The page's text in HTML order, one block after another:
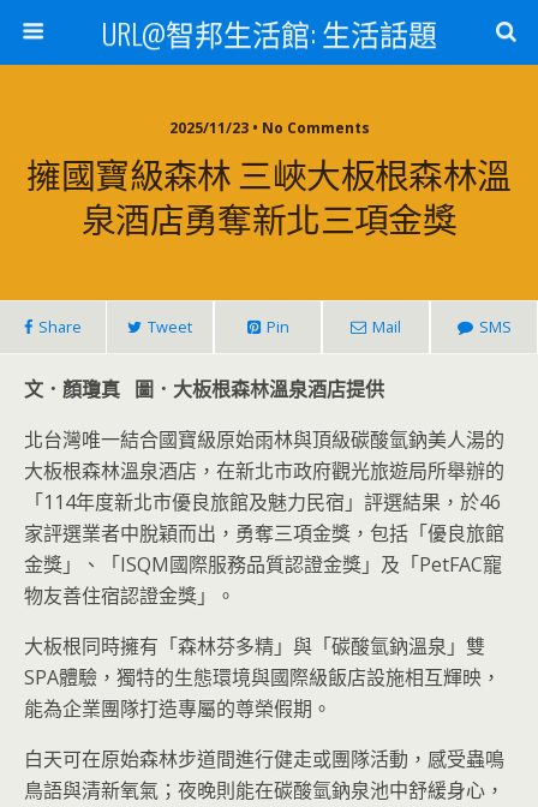
URL@智邦生活館: 生活話題
2025/11/23 • No Comments
擁國寶級森林 三峽大板根森林溫
泉酒店勇奪新北三項金獎
Share Tweet Pin Mail SMS
文．顏瓊真 圖．大板根森林溫泉酒店提供
北台灣唯一結合國寶級原始雨林與頂級碳酸氫鈉美人湯的
大板根森林溫泉酒店，在新北市政府觀光旅遊局所舉辦的
「114年度新北市優良旅館及魅力民宿」評選結果，於46
家評選業者中脫穎而出，勇奪三項金獎，包括「優良旅館
金獎」、「ISQM國際服務品質認證金獎」及「PetFAC寵
物友善住宿認證金獎」。
大板根同時擁有「森林芬多精」與「碳酸氫鈉溫泉」雙
SPA體驗，獨特的生態環境與國際級飯店設施相互輝映，
能為企業團隊打造專屬的尊榮假期。
白天可在原始森林步道間進行健走或團隊活動，感受蟲鳴
鳥語與清新氧氣；夜晚則能在碳酸氫鈉泉池中舒緩身心，